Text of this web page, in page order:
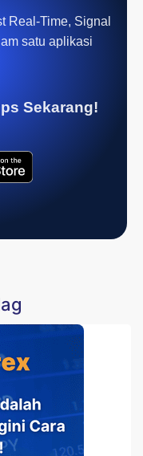
Real-Time, Signal
satu aplikasi
Sekarang!